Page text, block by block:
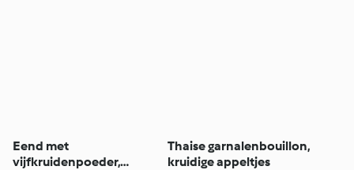
Eend met
vijfkruidenpoeder,
Thaise garnalenbouillon,
kruidige appeltjes